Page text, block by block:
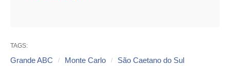
TAGS:
Grande ABC Monte Carlo São Caetano do Sul